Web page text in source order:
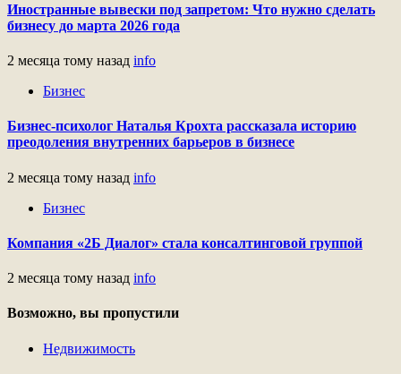
Иностранные вывески под запретом: Что нужно сделать
бизнесу до марта 2026 года
2 месяца тому назад info
Бизнес
Бизнес-психолог Наталья Крохта рассказала историю
преодоления внутренних барьеров в бизнесе
2 месяца тому назад info
Бизнес
Компания «2Б Диалог» стала консалтинговой группой
2 месяца тому назад info
Возможно, вы пропустили
Недвижимость